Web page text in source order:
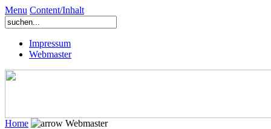
Menu Content/Inhalt
Impressum
Webmaster
Home Webmaster